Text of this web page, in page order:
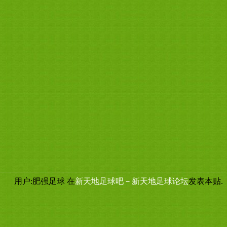
用户:肥强足球 在新天地足球吧－新天地足球论坛发表本贴.